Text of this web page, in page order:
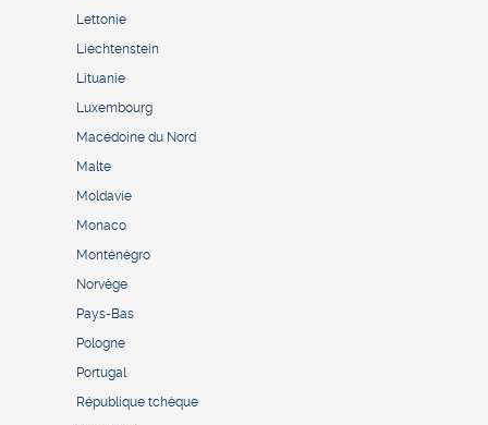
Lettonie
Liechtenstein
Lituanie
Luxembourg
Macédoine du Nord
Malte
Moldavie
Monaco
Monténégro
Norvège
Pays-Bas
Pologne
Portugal
République tchèque